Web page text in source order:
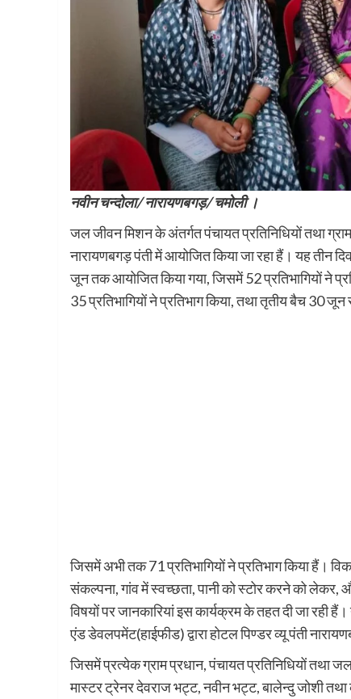
नवीन चन्दोला/ नारायणबगड़/ चमोली ।
जल जीवन मिशन के अंतर्गत पंचायत प्रतिनिधियों तथा
नारायणबगड़ पंती में आयोजित किया जा रहा हैं। यह तीन
जून तक आयोजित किया गया, जिसमें 52 प्रतिभागियों ने
35 प्रतिभागियों ने प्रतिभाग किया, तथा तृतीय बैच 30
जिसमें अभी तक 71 प्रतिभागियों ने प्रतिभाग किया हैं।
संकल्पना, गांव में स्वच्छता, पानी को स्टोर करने को
विषयों पर जानकारियां इस कार्यक्रम के तहत दी जा रही
एंड डेवलपमेंट(हाईफीड) द्वारा होटल पिण्डर व्यू पंती
जिसमें प्रत्येक ग्राम प्रधान, पंचायत प्रतिनिधियों तथा
मास्टर ट्रेनर देवराज भट्ट, नवीन भट्ट, बालेन्दु जोशी तथा